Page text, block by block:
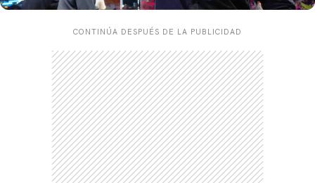
CONTINÚA DESPUÉS DE LA PUBLICIDAD